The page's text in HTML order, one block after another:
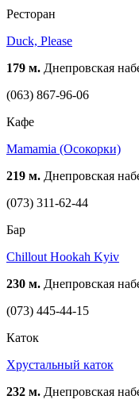
Ресторан
Duck, Please
179 м. Днепровская
(063) 867-96-06
Кафе
Mamamia (Осокорки)
219 м. Днепровская
(073) 311-62-44
Бар
Chillout Hookah Kyiv
230 м. Днепровская
(073) 445-44-15
Каток
Хрустальный каток
232 м. Днепровская